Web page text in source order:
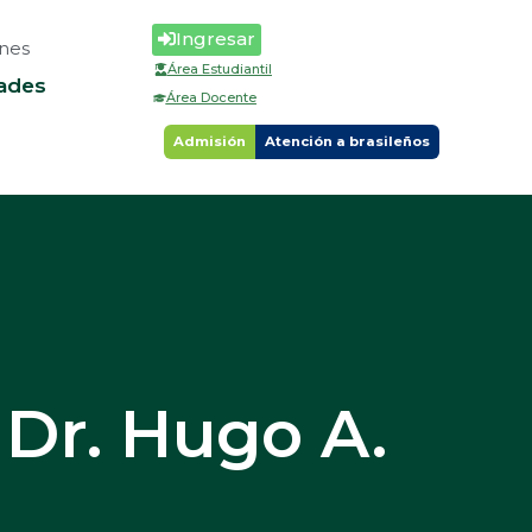
Ingresar
Área Estudiantil
Área Docente
Admisión Atención a brasileños
Hugo A.